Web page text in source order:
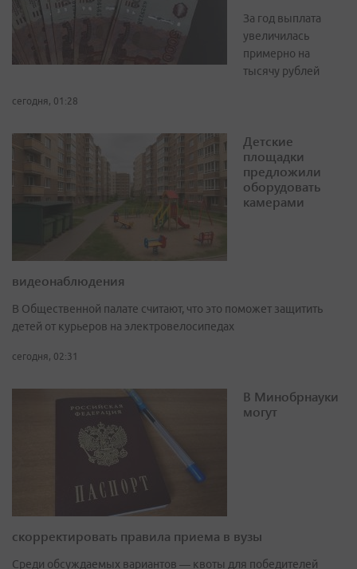
За год выплата
увеличилась
примерно на
тысячу рублей
сегодня, 01:28
Детские
площадки
предложили
оборудовать
камерами
видеонаблюдения
В Общественной палате считают, что это поможет защитить
детей от курьеров на электровелосипедах
сегодня, 02:31
В Минобрнауки
могут
скорректировать правила приема в вузы
Среди обсуждаемых вариантов — квоты для победителей